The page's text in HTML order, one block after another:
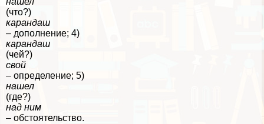
(что?)
карандаш
– дополнение; 4)
карандаш
(чей?)
свой
– определение; 5)
нашел
(где?)
над ним
– обстоятельство.